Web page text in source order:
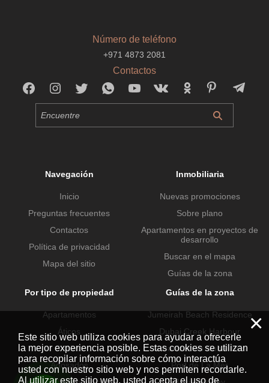
Número de teléfono
+971 4873 2081
Contactos
Navegación
Inicio
Preguntas frecuentes
Contactos
Política de privacidad
Mapa del sitio
Inmobiliaria
Nuevas promociones
Sobre plano
Apartamentos en proyectos de
desarrollo
Buscar en el mapa
Guías de la zona
Por tipo de propiedad
Apartamentos
Áticos
Chalets
Adosados
Guías de la zona
Jumeirah Beach Residence
Dubai Creek Harbour
Urbanización Dubai Hills
Port de La Mer
×
Este sitio web utiliza cookies para ayudar a ofrecerle
la mejor experiencia posible. Estas cookies se utilizan
para recopilar información sobre cómo interactúa
usted con nuestro sitio web y nos permiten recordarle.
Al utilizar este sitio web, usted acepta el uso de